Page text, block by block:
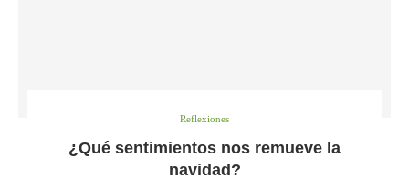
Reflexiones
¿Qué sentimientos nos remueve la
navidad?